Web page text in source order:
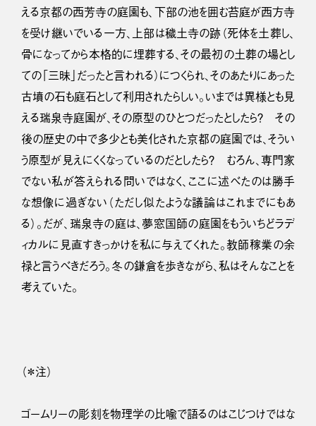
える京都の西芳寺の庭園も、下部の池を囲む苔庭が西方寺
を受け継いでいる一方、上部は穢土寺の跡（死体を土葬し、
骨になってから本格的に埋葬する、その最初の土葬の場とし
ての「三昧」だったと言われる）につくられ、そのあたりにあった
古墳の石も庭石として利用されたらしい。いまでは異様とも見
える瑞泉寺庭園が、その原型のひとつだったとしたら？ その
後の歴史の中で多少とも美化された京都の庭園では、そうい
う原型が見えにくくなっているのだとしたら？ むろん、専門家
でない私が答えられる問いではなく、ここに述べたのは勝手
な想像に過ぎない（ただし似たような議論はこれまでにもあ
る）。だが、瑞泉寺の庭は、夢窓国師の庭園をもういちどラデ
ィカルに見直すきっかけを私に与えてくれた。教師稼業の余
禄と言うべきだろう。冬の鎌倉を歩きながら、私はそんなことを
考えていた。
（＊注）
ゴームリーの彫刻を物理学の比喩で語るのはこじつけではな